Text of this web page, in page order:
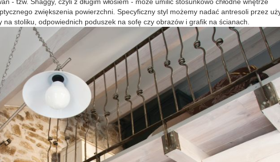
zwiększenia powierzchni. Specyficzny styl możemy nadać antresoli przez
stoliku, odpowiednich poduszek na sofę czy obrazów i grafik na ścianach.